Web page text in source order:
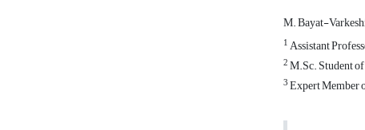
M. Bayat-
1Assistant
2M.Sc. Student
3Expert Member